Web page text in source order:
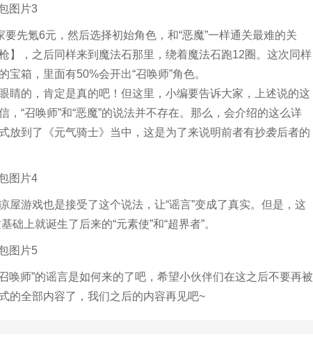
先氪6元，然后选择初始角色，和“恶魔”一样通关最难的关
】，之后同样来到魔法石那里，绕着魔法石跑12圈。这次同样
箱，里面有50%会开出“召唤师”角色。
睛的，肯定是真的吧！但这里，小编要告诉大家，上述说的这
“召唤师”和“恶魔”的说法并不存在。那么，会介绍的这么详
放到了《元气骑士》当中，这是为了来说明前者有抄袭后者的
游戏也是接受了这个说法，让“谣言”变成了真实。但是，这
础上就诞生了后来的“元素使”和“超界者”。
唤师”的谣言是如何来的了吧，希望小伙伴们在这之后不要再被
的全部内容了，我们之后的内容再见吧~